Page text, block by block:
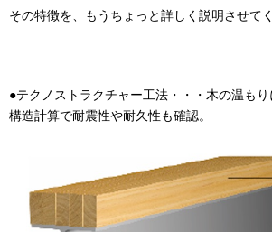
その特徴を、もうちょっと詳しく説明させて
●テクノストラクチャー工法・・・木の温もり
構造計算で耐震性や耐久性も確認。